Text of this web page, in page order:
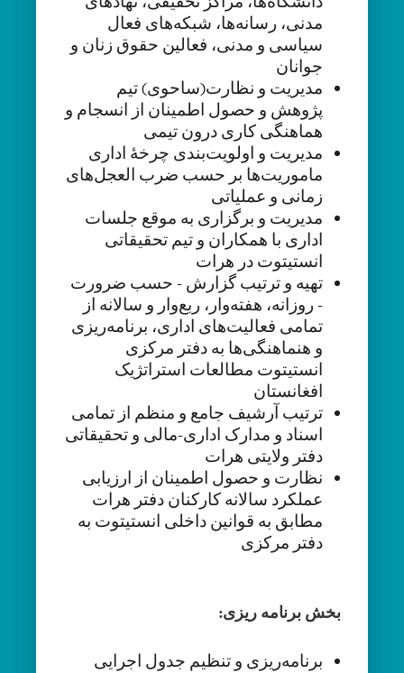
مدنی، رسانه‌ها، شبکه‌های فعال
سیاسی و مدنی، فعالین حقوق زنان و
جوانان
مدیریت و نظارت(ساحوی) تیم
پژوهش و حصول اطمینان از انسجام و
هماهنگی کاری درون تیمی
مدیریت و اولویت‌بندی چرخۀ اداری
ماموریت‌ها بر حسب ضرب العجل‌های
زمانی و عملیاتی
مدیریت و برگزاری به موقع جلسات
اداری با همکاران و تیم تحقیقاتی
انستیتوت در هرات
تهیه و ترتیب گزارش - حسب ضرورت
- روزانه، هفته‌وار، ربع‌وار و سالانه از
تمامی فعالیت‌های اداری، برنامه‌ریزی
و هنماهنگی‌ها به دفتر مرکزی
انستیتوت مطالعات استراتژیک
افغانستان
ترتیب آرشیف جامع و منظم از تمامی
اسناد و مدارک اداری-مالی و تحقیقاتی
دفتر ولایتی هرات
نظارت و حصول اطمینان از ارزیابی
عملکرد سالانه کارکنان دفتر هرات
مطابق به قوانین داخلی انستیتوت به
دفتر مرکزی
بخش برنامه ریزی:
برنامه‌ریزی و تنظیم جدول اجرایی